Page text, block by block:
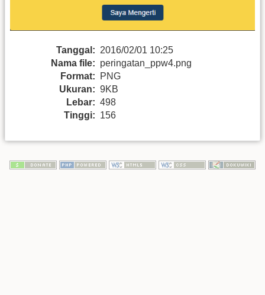
Tanggal: 2016/02/01 10:25
Nama file: peringatan_ppw4.png
Format:
PNG
Ukuran: 9KB
Lebar: 498
Tinggi: 156